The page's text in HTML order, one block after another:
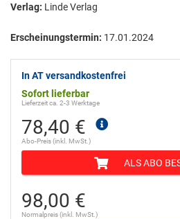
Verlag: Linde Verlag
Erscheinungstermin: 17.01.2024
In AT versandkostenfrei
Sofort lieferbar
Lieferzeit ca. 2-3 Werktage
78,40 €
Abo-Preis (inkl. MwSt.)
ALS ABO
98,00 €
Normalpreis (inkl. MwSt.)